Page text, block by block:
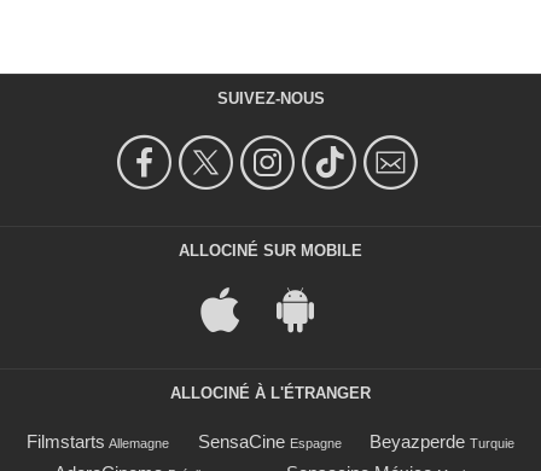
SUIVEZ-NOUS
ALLOCINÉ SUR MOBILE
ALLOCINÉ À L'ÉTRANGER
Filmstarts Allemagne SensaCine Espagne Beyazperde Turquie